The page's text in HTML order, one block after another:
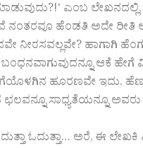
ಎಂಬ
ನಂತರವೂ ಹೆಂಡತಿ ಅದೇ
ನೀರಸವಲ್ಲವೇ? ಹಾಗಾಗಿ
ಆಕೆ ಹೇಗೆ
ಹೂರಣವೇ ಇದು.
ಸಾಧ್ಯತೆಯನ್ನೂ ಅವರು
ಓದುತ್ತಾ… ಅರೆ, ಈ